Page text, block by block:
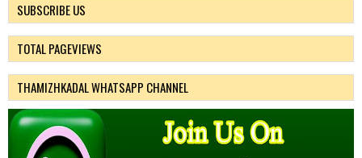
SUBSCRIBE US
TOTAL PAGEVIEWS
THAMIZHKADAL WHATSAPP CHANNEL